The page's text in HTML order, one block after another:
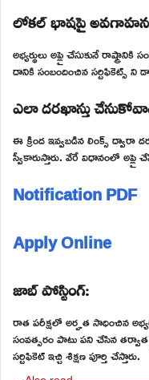
లోకల్ భాషపై
అభ్యర్థులు అప్లై చేసుకునే
దానికి సంబందించిన సర్టిఫికెట్స్
ఎలా దరఖాస్తు
ఈ క్రింద ఇవ్వబడిన లింక్స్ ద్వారా
స్వీకారుస్తారు. వేరే విధానంలో
Notification PDF
Apply Online
జాబ్ పోస్టింగ్:
రాత పరీక్షలో అర్హత సాధించిన
సంవత్సరం పాటు పని చేసిన తర్వాత
సర్టిఫికెట్ ఇచ్చి శిక్షణ పూర్తి చేస్తారు.